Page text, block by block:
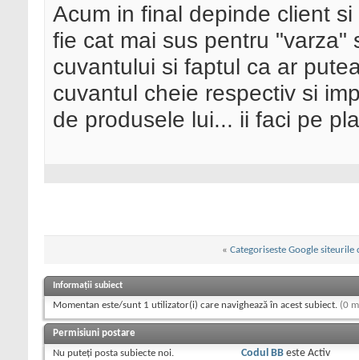
Acum in final depinde client
fie cat mai sus pentru "varza"
cuvantului si faptul ca ar
cuvantul cheie respectiv si
de produsele lui... ii faci pe
« Categoriseste Google
Informații subiect
Momentan este/sunt 1 utilizator(i) care navighează în acest subiect. (0
Permisiuni postare
Nu puteţi posta subiecte noi.
Codul BBeste Activ